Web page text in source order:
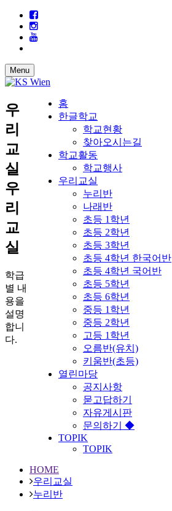
Menu
홈
한글학교
학교현황
찾아오시는길
학교활동
학교행사
우리교실
누리반
나래반
초등 1학년
초등 2학년
초등 3학년
초등 4학년 한국어반
초등 4학년 국어반
초등 5학년
초등 6학년
중등 1학년
중등 2학년
고등 1학년
오름반(유치)
키움반(초등)
열린마당
공지사항
묻고답하기
자유게시판
문의하기 ◆
TOPIK
TOPIK
우
리
교
실
우
리
교
실
학급
별 내
용을
설명
합니
다.
HOME
우리교실
누리반